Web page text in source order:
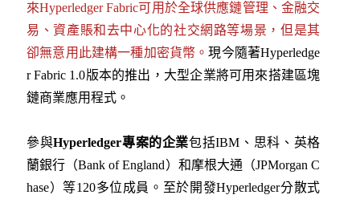
來Hyperledger Fabric可用於全球供應鏈管理、金融交
易、資產賬和去中心化的社交網路等場景，但是其
卻無意用此建構一種加密貨幣。現今隨著Hyperledge
r Fabric 1.0版本的推出，大型企業將可用來搭建區塊
鏈商業應用程式。
參與Hyperledger專案的企業包括IBM、思科、英格
蘭銀行（Bank of England）和摩根大通（JPMorgan C
hase）等120多位成員。至於開發Hyperledger分散式